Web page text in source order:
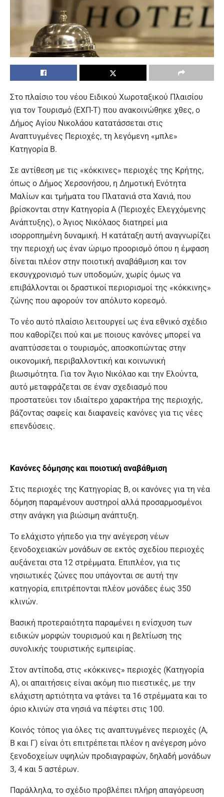
Στο πλαίσιο του νέου Ειδικού Χωροταξικού Πλαισίου
για τον Τουρισμό (ΕΧΠ-Τ) που ανακοινώθηκε χθες, ο
Δήμος Αγίου Νικολάου κατατάσσεται στις
Αναπτυγμένες Περιοχές, τη λεγόμενη «μπλε»
Κατηγορία Β.
Σε αντίθεση με τις «κόκκινες» περιοχές της Κρήτης,
όπως ο Δήμος Χερσονήσου, η Δημοτική Ενότητα
Μαλίων και τμήματα του Πλατανιά στα Χανιά, που
βρίσκονται στην Κατηγορία Α (Περιοχές Ελεγχόμενης
Ανάπτυξης), ο Άγιος Νικόλαος διατηρεί μια
ισορροπημένη δυναμική. Η κατάταξη αυτή αναγνωρίζει
την περιοχή ως έναν ώριμο προορισμό όπου η έμφαση
δίνεται πλέον στην ποιοτική αναβάθμιση και τον
εκσυγχρονισμό των υποδομών, χωρίς όμως να
επιβάλλονται οι δραστικοί περιορισμοί της «κόκκινης»
ζώνης που αφορούν τον απόλυτο κορεσμό.
Το νέο αυτό πλαίσιο λειτουργεί ως ένα εθνικό σχέδιο
που καθορίζει πού και με ποιους κανόνες μπορεί να
αναπτύσσεται ο τουρισμός, αποσκοπώντας στην
οικονομική, περιβαλλοντική και κοινωνική
βιωσιμότητα. Για τον Άγιο Νικόλαο και την Ελούντα,
αυτό μεταφράζεται σε έναν σχεδιασμό που
προστατεύει τον ιδιαίτερο χαρακτήρα της περιοχής,
βάζοντας σαφείς και διαφανείς κανόνες για τις νέες
επενδύσεις.
Κανόνες δόμησης και ποιοτική αναβάθμιση
Στις περιοχές της Κατηγορίας Β, οι κανόνες για τη νέα
δόμηση παραμένουν αυστηροί αλλά προσαρμοσμένοι
στην ανάγκη για βιώσιμη ανάπτυξη.
Το ελάχιστο γήπεδο για την ανέγερση νέων
ξενοδοχειακών μονάδων σε εκτός σχεδίου περιοχές
αυξάνεται στα 12 στρέμματα. Επιπλέον, για τις
νησιωτικές ζώνες που υπάγονται σε αυτή την
κατηγορία, επιτρέπονται πλέον μονάδες έως 350
κλινών.
Βασική προτεραιότητα παραμένει η ενίσχυση των
ειδικών μορφών τουρισμού και η βελτίωση της
συνολικής τουριστικής εμπειρίας.
Στον αντίποδα, στις «κόκκινες» περιοχές (Κατηγορία
Α), οι απαιτήσεις είναι ακόμη πιο πιεστικές, με την
ελάχιστη αρτιότητα να φτάνει τα 16 στρέμματα και το
όριο κλινών στα νησιά να πέφτει στις 100.
Κοινός τόπος για όλες τις αναπτυγμένες περιοχές (Α,
Β και Γ) είναι ότι επιτρέπεται πλέον η ανέγερση μόνο
ξενοδοχείων υψηλών προδιαγραφών, δηλαδή μονάδων
3, 4 και 5 αστέρων.
Παράλληλα, το σχέδιο προβλέπει πλήρη απαγόρευση